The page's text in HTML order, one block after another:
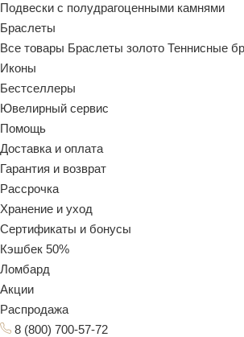
Подвески с полудрагоценными камнями
Браслеты
Все товары Браслеты золото Теннисные
Иконы
Бестселлеры
Ювелирный сервис
Помощь
Доставка и оплата
Гарантия и возврат
Рассрочка
Хранение и уход
Сертификаты и бонусы
Кэшбек 50%
Ломбард
Акции
Распродажа
8 (800) 700-57-72